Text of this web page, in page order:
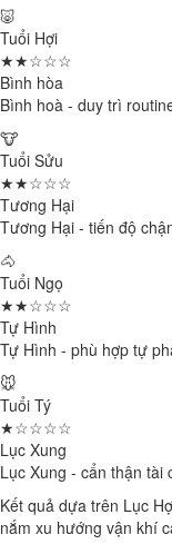
🐷
Tuổi Hợi
★★☆☆☆
Bình hòa
Bình hoà - duy trì
🐮
Tuổi Sửu
★★☆☆☆
Tương Hại
Tương Hại - tiến độ
🐴
Tuổi Ngọ
★★☆☆☆
Tự Hình
Tự Hình - phù hợp tự
🐭
Tuổi Tý
★☆☆☆☆
Lục Xung
Lục Xung - cẩn thận tài
Kết quả dựa trên Lục
nắm xu hướng vận khí